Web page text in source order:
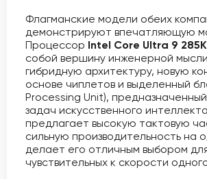
Флагманские модели обеих
демонстрируют впечатляющую
Процессор Intel Core Ultra 9 285K
собой вершину инженерной
гибридную архитектуру, новую
основе чиплетов и выделенный
Processing Unit),
задач искусственного
предлагает высокую тактовую
сильную производительность на
делает его отличным выбором
чувствительных к скорости